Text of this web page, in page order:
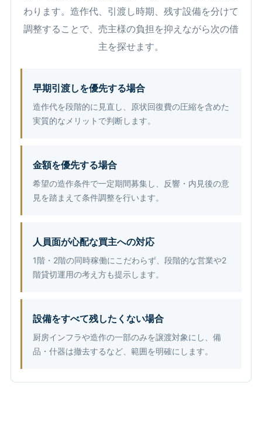
わります。造作代、引渡し時期、残す設備を分けて
調整することで、売主様の負担を抑えながら次の借
主を探せます。
早期引渡しを優先する場合
造作代を段階的に見直し、原状回復費の圧縮を含めた
実質的なメリットで判断します。
金額を優先する場合
希望の造作条件で一定期間募集し、反響・内見後の意
見を踏まえて条件調整を行います。
人員面が心配な買主への対応
1階・2階の同時稼働にこだわらず、段階的な営業や2
階貸切運用の考え方も提示します。
設備をすべて残したくない場合
厨房インフラや造作の一部のみを譲渡対象にし、備
品・什器は撤去するなど、範囲を明確にします。